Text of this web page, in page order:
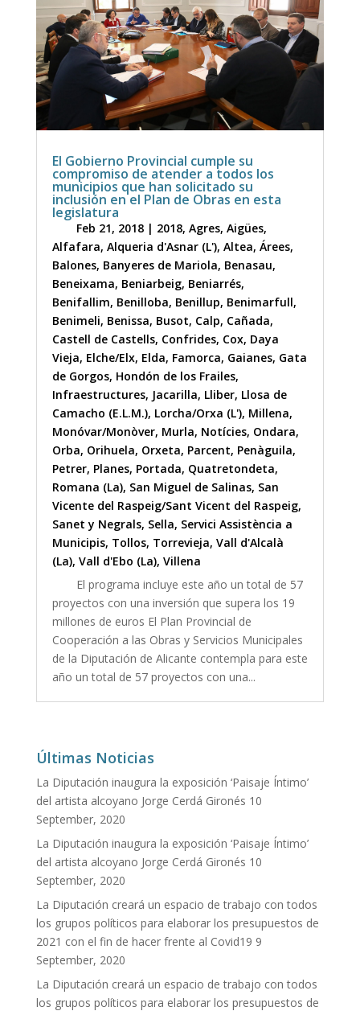
El Gobierno Provincial cumple su
compromiso de atender a todos los
municipios que han solicitado su
inclusión en el Plan de Obras en esta
legislatura
Feb 21, 2018| 2018, Agres, Aigües,
Alfafara, Alqueria d'Asnar (L'), Altea, Árees,
Balones, Banyeres de Mariola, Benasau,
Beneixama, Beniarbeig, Beniarrés,
Benifallim, Benilloba, Benillup, Benimarfull,
Benimeli, Benissa, Busot, Calp, Cañada,
Castell de Castells, Confrides, Cox, Daya
Vieja, Elche/Elx, Elda, Famorca, Gaianes, Gata
de Gorgos, Hondón de los Frailes,
Infraestructures, Jacarilla, Lliber, Llosa de
Camacho (E.L.M.), Lorcha/Orxa (L'), Millena,
Monóvar/Monòver, Murla, Notícies, Ondara,
Orba, Orihuela, Orxeta, Parcent, Penàguila,
Petrer, Planes, Portada, Quatretondeta,
Romana (La), San Miguel de Salinas, San
Vicente del Raspeig/Sant Vicent del Raspeig,
Sanet y Negrals, Sella, Servici Assistència a
Municipis, Tollos, Torrevieja, Vall d'Alcalà
(La), Vall d'Ebo (La), Villena
El programa incluye este año un total de 57
proyectos con una inversión que supera los 19
millones de euros El Plan Provincial de
Cooperación a las Obras y Servicios Municipales
de la Diputación de Alicante contempla para este
año un total de 57 proyectos con una...
Últimas Noticias
La Diputación inaugura la exposición ‘Paisaje Íntimo’
del artista alcoyano Jorge Cerdá Gironés 10
September, 2020
La Diputación inaugura la exposición ‘Paisaje Íntimo’
del artista alcoyano Jorge Cerdá Gironés 10
September, 2020
La Diputación creará un espacio de trabajo con todos
los grupos políticos para elaborar los presupuestos de
2021 con el fin de hacer frente al Covid19 9
September, 2020
La Diputación creará un espacio de trabajo con todos
los grupos políticos para elaborar los presupuestos de